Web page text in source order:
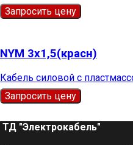
Запросить цену
NYM 3х1,5(красн)
Кабель силовой с
Запросить цену
ТД "Электрокабель"​